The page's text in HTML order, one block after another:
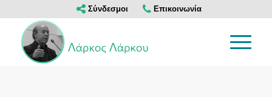
Σύνδεσμοι Επικοινωνία